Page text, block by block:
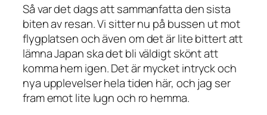
Så var det dags att sammanfatta den sista
biten av resan. Vi sitter nu på bussen ut mot
flygplatsen och även om det är lite bittert att
lämna Japan ska det bli väldigt skönt att
komma hem igen. Det är mycket intryck och
nya upplevelser hela tiden här, och jag ser
fram emot lite lugn och ro hemma.